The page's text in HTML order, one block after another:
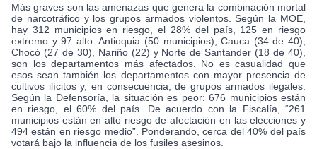
Más graves son las amenazas que genera la combinación mortal
de narcotráfico y los grupos armados violentos. Según la MOE,
hay 312 municipios en riesgo, el 28% del país, 125 en riesgo
extremo y 97 alto. Antioquia (50 municipios), Cauca (34 de 40),
Chocó (27 de 30), Nariño (22) y Norte de Santander (18 de 40),
son los departamentos más afectados. No es casualidad que
esos sean también los departamentos con mayor presencia de
cultivos ilícitos y, en consecuencia, de grupos armados ilegales.
Según la Defensoría, la situación es peor: 676 municipios están
en riesgo, el 60% del país. De acuerdo con la Fiscalía, “261
municipios están en alto riesgo de afectación en las elecciones y
494 están en riesgo medio”. Ponderando, cerca del 40% del país
votará bajo la influencia de los fusiles asesinos.